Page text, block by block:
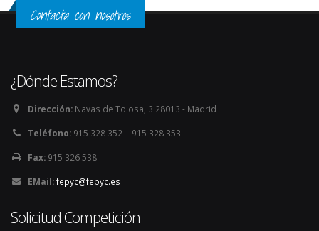
Contacta con nosotros
¿Dónde Estamos?
Dirección: Navas de Tolosa, 3 28013 - Madrid
Teléfono: 915 328 352 | 915 328 353
Fax: 915 326 538
EMail:fepyc@fepyc.es
Solicitud Competición